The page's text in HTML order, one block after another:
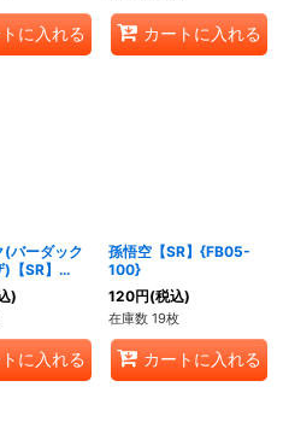
に入れる カートに入れる
(バーダック
【SR】
)
に入れる
孫悟空【SR】{FB05-
100}
120円(税込)
在庫数 19枚
カートに入れる